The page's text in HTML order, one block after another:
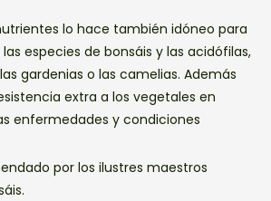
lo hace también idóneo para
especies de bonsáis y las acidófilas,
gardenias o las camelias. Además
extra a los vegetales en
enfermedades y condiciones
por los ilustres maestros